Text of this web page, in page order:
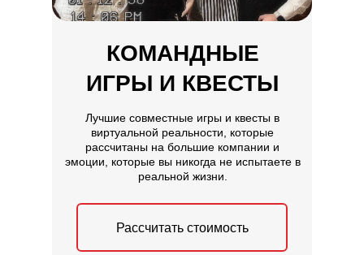
КОМАНДНЫЕ
ИГРЫ И КВЕСТЫ
Лучшие совместные игры и квесты в
виртуальной реальности, которые
рассчитаны на большие компании и
эмоции, которые вы никогда не испытаете в
реальной жизни.
Рассчитать стоимость